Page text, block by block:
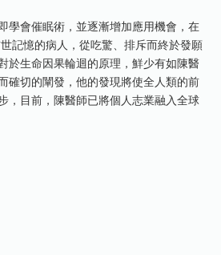
學會催眠術，並逐漸增加應用機會，在
記憶的病人，從吃驚、排斥而終於發願
於生命因果輪迴的原理，鮮少有如陳醫
確切的闡發，他的發現將使全人類的前
，目前，陳醫師已將個人志業融入全球